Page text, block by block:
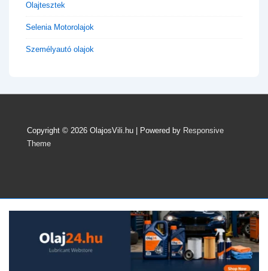
Olajtesztek
Selenia Motorolajok
Személyautó olajok
Copyright © 2026 OlajosVili.hu | Powered by Responsive
Theme